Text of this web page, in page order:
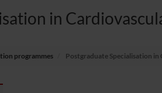
in
programmes Postgraduate Specialisation in